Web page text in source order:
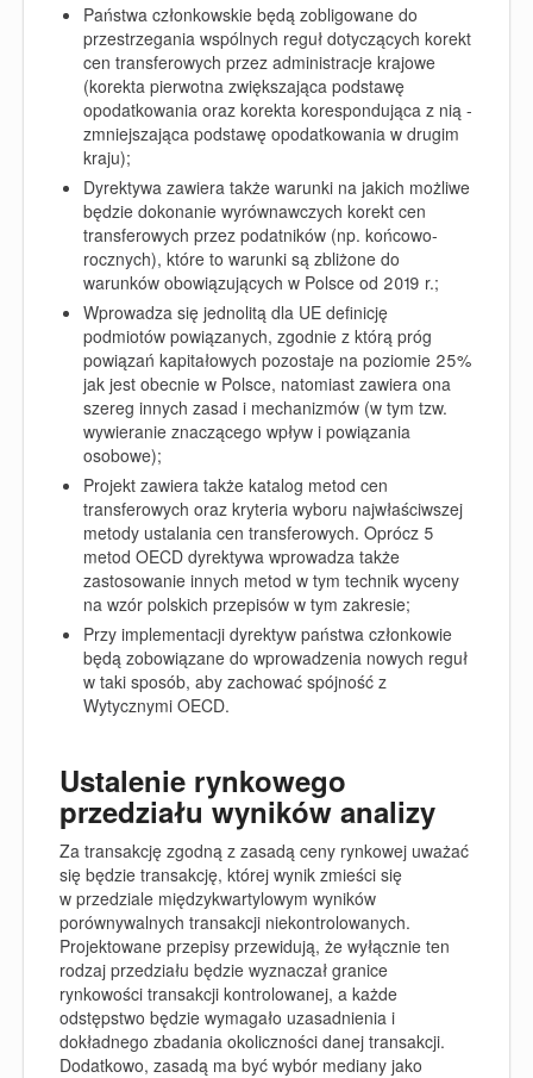
Państwa członkowskie będą zobligowane do
przestrzegania wspólnych reguł dotyczących korekt
cen transferowych przez administracje krajowe
(korekta pierwotna zwiększająca podstawę
opodatkowania oraz korekta korespondująca z nią -
zmniejszająca podstawę opodatkowania w drugim
kraju);
Dyrektywa zawiera także warunki na jakich możliwe
będzie dokonanie wyrównawczych korekt cen
transferowych przez podatników (np. końcowo-
rocznych), które to warunki są zbliżone do
warunków obowiązujących w Polsce od 2019 r.;
Wprowadza się jednolitą dla UE definicję
podmiotów powiązanych, zgodnie z którą próg
powiązań kapitałowych pozostaje na poziomie 25%
jak jest obecnie w Polsce, natomiast zawiera ona
szereg innych zasad i mechanizmów (w tym tzw.
wywieranie znaczącego wpływ i powiązania
osobowe);
Projekt zawiera także katalog metod cen
transferowych oraz kryteria wyboru najwłaściwszej
metody ustalania cen transferowych. Oprócz 5
metod OECD dyrektywa wprowadza także
zastosowanie innych metod w tym technik wyceny
na wzór polskich przepisów w tym zakresie;
Przy implementacji dyrektyw państwa członkowie
będą zobowiązane do wprowadzenia nowych reguł
w taki sposób, aby zachować spójność z
Wytycznymi OECD.
Ustalenie rynkowego
przedziału wyników analizy
Za transakcję zgodną z zasadą ceny rynkowej uważać
się będzie transakcję, której wynik zmieści się
w przedziale międzykwartylowym wyników
porównywalnych transakcji niekontrolowanych.
Projektowane przepisy przewidują, że wyłącznie ten
rodzaj przedziału będzie wyznaczał granice
rynkowości transakcji kontrolowanej, a każde
odstępstwo będzie wymagało uzasadnienia i
dokładnego zbadania okoliczności danej transakcji.
Dodatkowo, zasadą ma być wybór mediany jako